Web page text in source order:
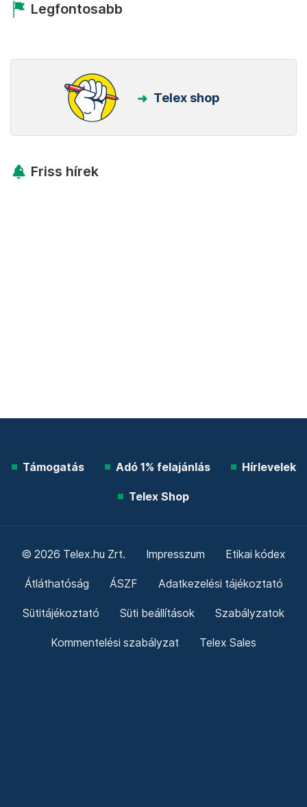
Legfontosabb
Telex shop
Friss hírek
Támogatás Adó 1% felajánlás Hírlevelek
Telex Shop
© 2026 Telex.hu Zrt. Impresszum Etikai kódex
Átláthatóság ÁSZF Adatkezelési tájékoztató
Sütitájékoztató Süti beállítások Szabályzatok
Kommentelési szabályzat Telex Sales